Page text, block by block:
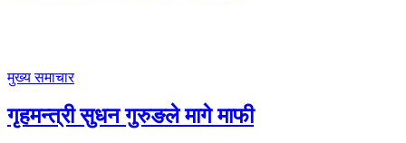
मुख्य समाचार
गृहमन्त्री सुधन गुरुङले मागे माफी